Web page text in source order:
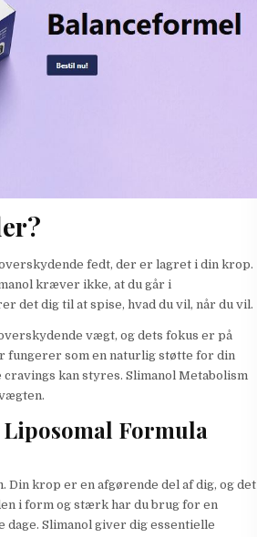
fedt, der er lagret i din krop.
kræver ikke, at du går i
det dig til at spise, hvad du vil, når du vil.
vægt, og dets fokus er på
som en naturlig støtte for din
kan styres. Slimanol Metabolism
Formula
krop er en afgørende del af dig, og det
i form og stærk har du brug for en
Slimanol giver dig essentielle